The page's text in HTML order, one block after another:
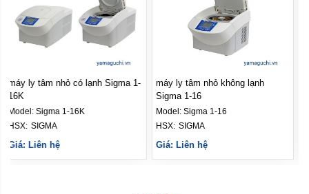
máy ly tâm nhỏ không lạnh
Sigma 1-16
Model:Sigma 1-16
HSX: SIGMA
Giá: Liên hệ
Máy ly tâm nhỏ có lạnh Sigma 1-
14K
Model:Sigma 1-14K
HSX: SIGMA
Giá: Liên hệ